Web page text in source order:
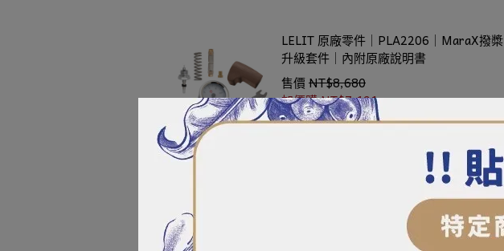
LELIT 原廠零件｜PLA2206｜MaraX撥槳
升級套件｜內附原廠說明書
售價NT$8,680
加價購NT$7,191